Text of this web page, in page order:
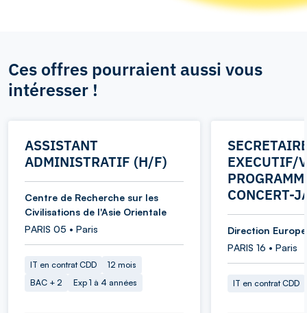
Ces offres pourraient aussi vous
intéresser !
ASSISTANT
ADMINISTRATIF (H/F)
Centre de Recherche sur les
Civilisations de l'Asie Orientale
PARIS 05 • Paris
IT en contrat CDD
12 mois
BAC + 2
Exp 1 à 4 années
EXECUTIF/
CONCERT-
Direction
PARIS 16 • Paris
IT en contrat CDD